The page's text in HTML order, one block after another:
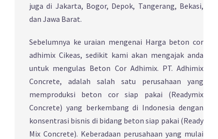
juga di Jakarta, Bogor, Depok, Tangerang, Bekasi,
dan Jawa Barat.
Sebelumnya ke uraian mengenai Harga beton cor
adhimix Cikeas, sedikit kami akan mengajak anda
untuk mengulas Beton Cor Adhimix. PT. Adhimix
Concrete, adalah salah satu perusahaan yang
memproduksi beton cor siap pakai (Readymix
Concrete) yang berkembang di Indonesia dengan
konsentrasi bisnis di bidang beton siap pakai (Ready
Mix Concrete). Keberadaan perusahaan yang mulai